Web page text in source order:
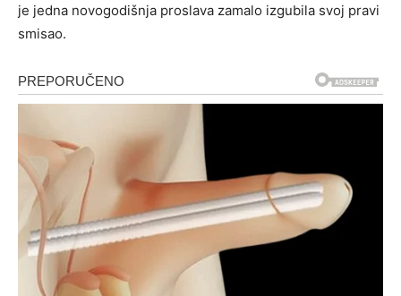
je jedna novogodišnja proslava zamalo izgubila svoj pravi
smisao.